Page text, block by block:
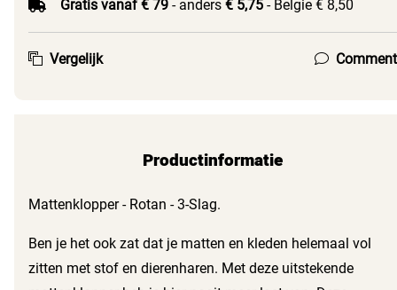
Gratis vanaf € 79 - anders € 5,75 - Belgie € 8,50
Vergelijk Comment
Productinformatie
Mattenklopper - Rotan - 3-Slag.
Ben je het ook zat dat je matten en kleden helemaal vol
zitten met stof en dierenharen. Met deze uitstekende